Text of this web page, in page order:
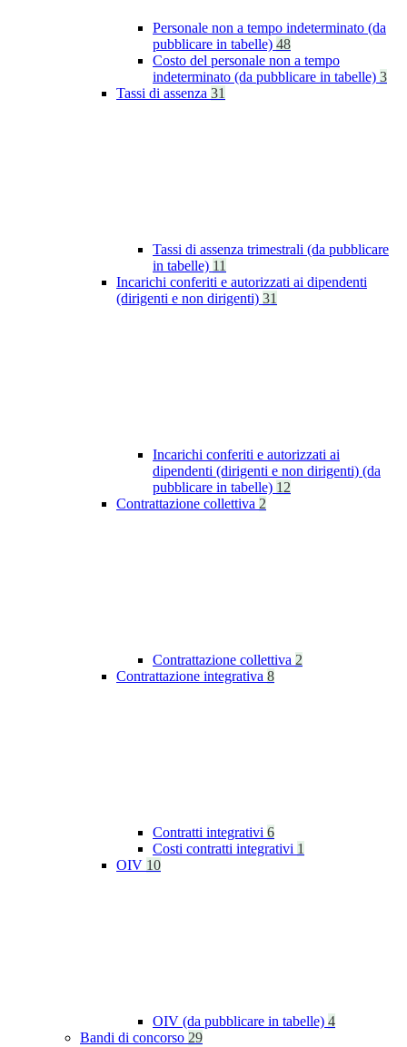
Personale non a tempo indeterminato (da
pubblicare in tabelle) 48
Costo del personale non a tempo
indeterminato (da pubblicare in tabelle) 3
Tassi di assenza 31
Tassi di assenza trimestrali (da pubblicare
in tabelle) 11
Incarichi conferiti e autorizzati ai dipendenti
(dirigenti e non dirigenti) 31
Incarichi conferiti e autorizzati ai
dipendenti (dirigenti e non dirigenti) (da
pubblicare in tabelle) 12
Contrattazione collettiva 2
Contrattazione collettiva 2
Contrattazione integrativa 8
Contratti integrativi 6
Costi contratti integrativi 1
OIV 10
OIV (da pubblicare in tabelle) 4
Bandi di concorso 29